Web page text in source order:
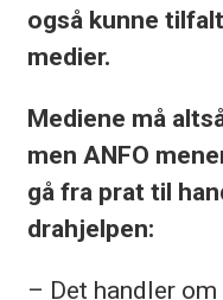
også kunne
medier.
Mediene må
men ANFO
gå fra prat til
drahjelpen:
– Det handler